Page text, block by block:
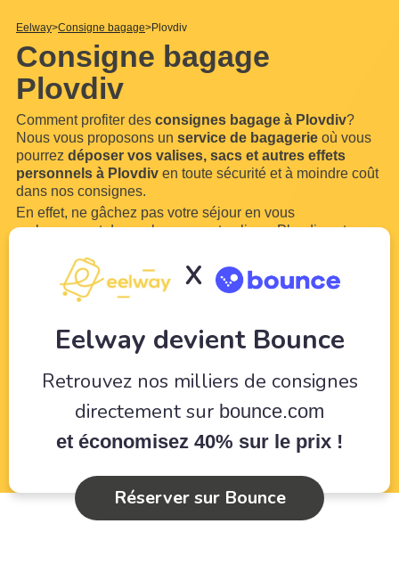
Eelway Consigne bagage Plovdiv
Consigne bagage
Plovdiv
Comment profiter des consignes bagage à Plovdiv?
Nous vous proposons un service de bagagerie où vous
pourrez déposer vos valises, sacs et autres effets
personnels à Plovdiv en toute sécurité et à moindre coût
dans nos consignes.
En effet, ne gâchez pas votre séjour en vous
embarrassant de vos bagages et valises. Plovdiv est une
confiez vos bagages à des professionnels du tourisme.
Libérez-vous de vos bagages pour pouvoir profiter de
Lire plus
X
Eelway devient Bounce
Retrouvez nos milliers de consignes
directement sur bounce.com
et économisez 40% sur le prix !
Réserver sur Bounce